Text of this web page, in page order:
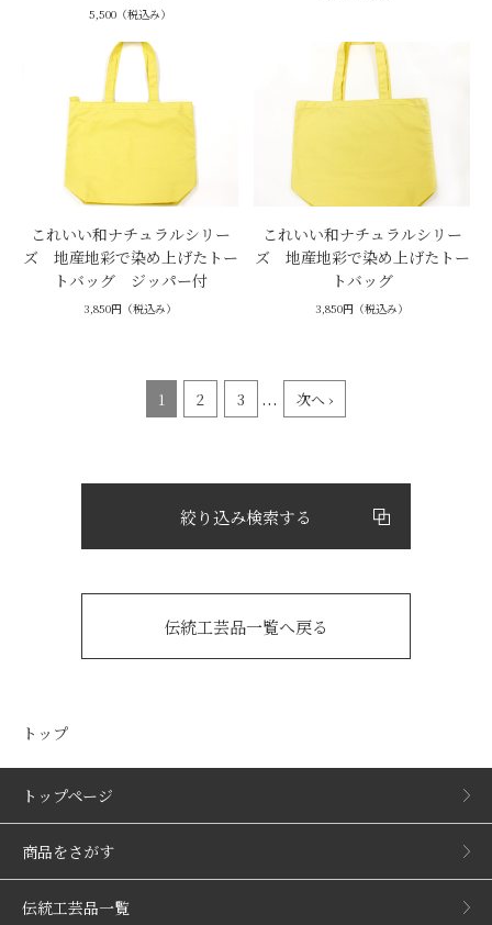
5,500（税込み）
これいい和ナチュラルシリー
ズ 地産地彩で染め上げたトー
トバッグ ジッパー付
3,850円（税込み）
これいい和ナチュラルシリー
ズ 地産地彩で染め上げたトー
トバッグ
3,850円（税込み）
1 2 3 ... 次へ ›
絞り込み検索する
伝統工芸品一覧へ戻る
トップ
トップページ
商品をさがす
伝統工芸品一覧